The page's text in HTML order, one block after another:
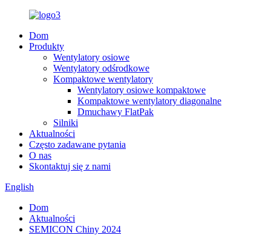
Dom
Produkty
Wentylatory osiowe
Wentylatory odśrodkowe
Kompaktowe wentylatory
Wentylatory osiowe kompaktowe
Kompaktowe wentylatory diagonalne
Dmuchawy FlatPak
Silniki
Aktualności
Często zadawane pytania
O nas
Skontaktuj się z nami
English
Dom
Aktualności
SEMICON Chiny 2024